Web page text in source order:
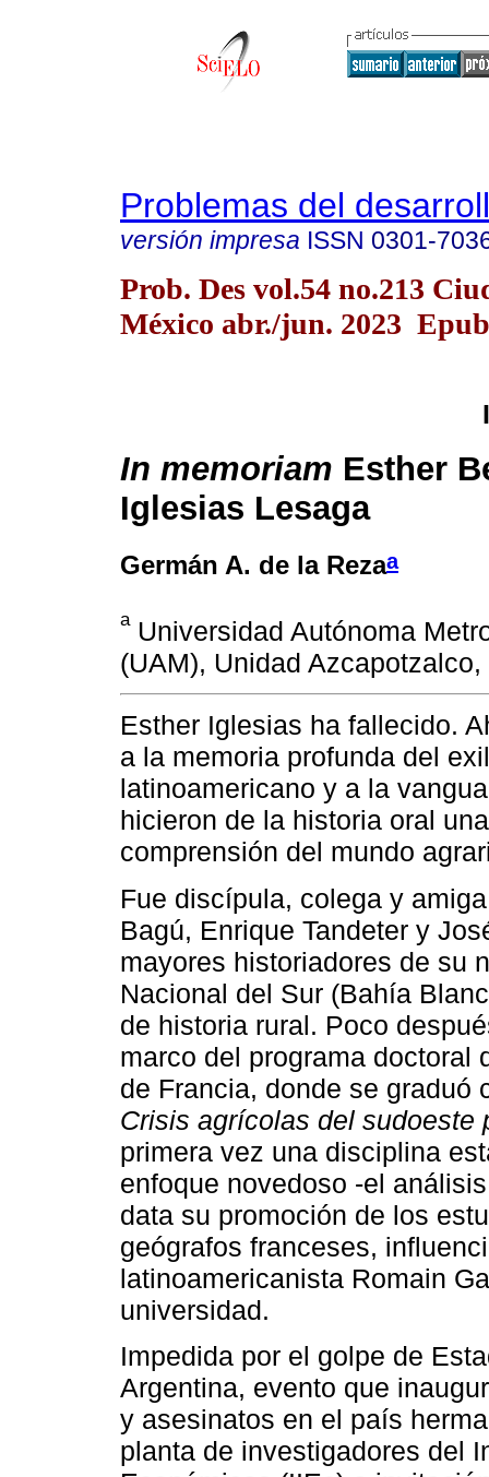
Problemas del
versión impresa ISSN 0301-
Prob. Des vol.54 no.213
México abr./jun. 2023
In memoriam Esther
Iglesias Lesaga
Germán A. de la Rezaa
aUniversidad Autónoma
(UAM), Unidad
Esther Iglesias ha fallecido.
a la memoria profunda del
latinoamericano y a la
hicieron de la historia oral
comprensión del mundo
Fue discípula, colega y
Bagú, Enrique Tandeter y
mayores historiadores de su
Nacional del Sur (Bahía
de historia rural. Poco
marco del programa doctoral
de Francia, donde se graduó
Crisis agrícolas del sudoeste
primera vez una disciplina
enfoque novedoso -el
data su promoción de los
geógrafos franceses,
latinoamericanista Romain
universidad.
Impedida por el golpe de
Argentina, evento que
y asesinatos en el país
planta de investigadores del